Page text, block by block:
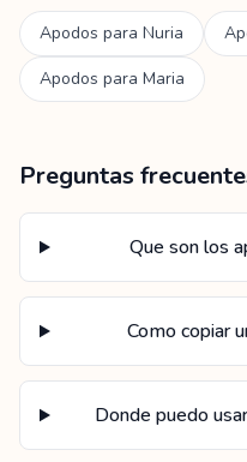
Apodos para Nuria
Apodos para Maria
Preguntas
Que son los
Como copiar
Donde puedo